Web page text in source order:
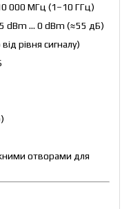
000 МГц (1–10 ГГц)
dBm … 0 dBm (≈55 дБ)
рівня сигналу)
отворами для